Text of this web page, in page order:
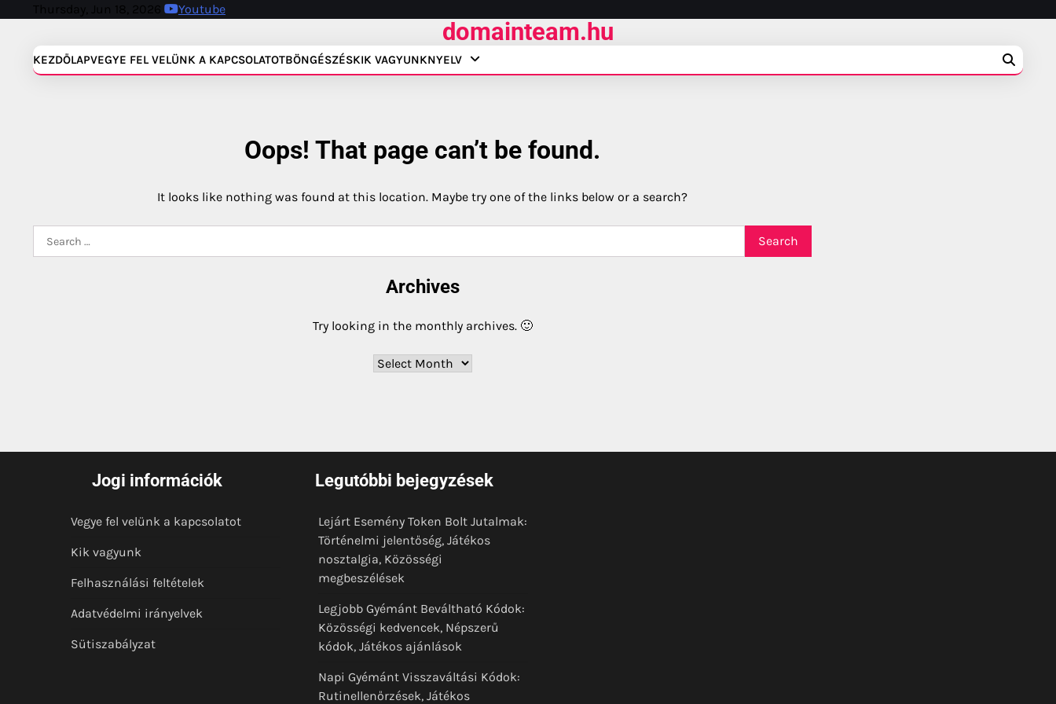
Thursday, Jun 18, 2026 Youtube
domainteam.hu
KEZDŐLAPVEGYE FEL VELÜNK A KAPCSOLATOTBÖNGÉSZÉSKIK VAGYUNKNYELV
Oops! That page can’t be found.
It looks like nothing was found at this location. Maybe try one of the links below or a search?
for:
Archives
Try looking in the monthly archives. 🙂
Archives
Jogi információk
Vegye fel velünk a kapcsolatot
Kik vagyunk
Felhasználási feltételek
Adatvédelmi irányelvek
Sütiszabályzat
Legutóbbi bejegyzések
Lejárt Esemény Token Bolt Jutalmak:
Történelmi jelentőség, Játékos
nosztalgia, Közösségi
megbeszélések
Legjobb Gyémánt Beváltható Kódok:
Közösségi kedvencek, Népszerű
kódok, Játékos ajánlások
Napi Gyémánt Visszaváltási Kódok:
Rutinellenőrzések, Játékos